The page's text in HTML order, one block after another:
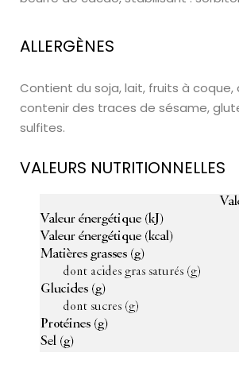
ALLERGÈNES
Contient du soja, lait, fruits à coque,
contenir des traces de sésame,
sulfites.
VALEURS NUTRITIONNELLES